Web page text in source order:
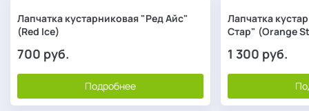
Лапчатка кустарниковая "Ред Айс"
(Red Ice)
700 руб.
Подробнее
Лапчатка
Стар" (Orange
1 300 руб.